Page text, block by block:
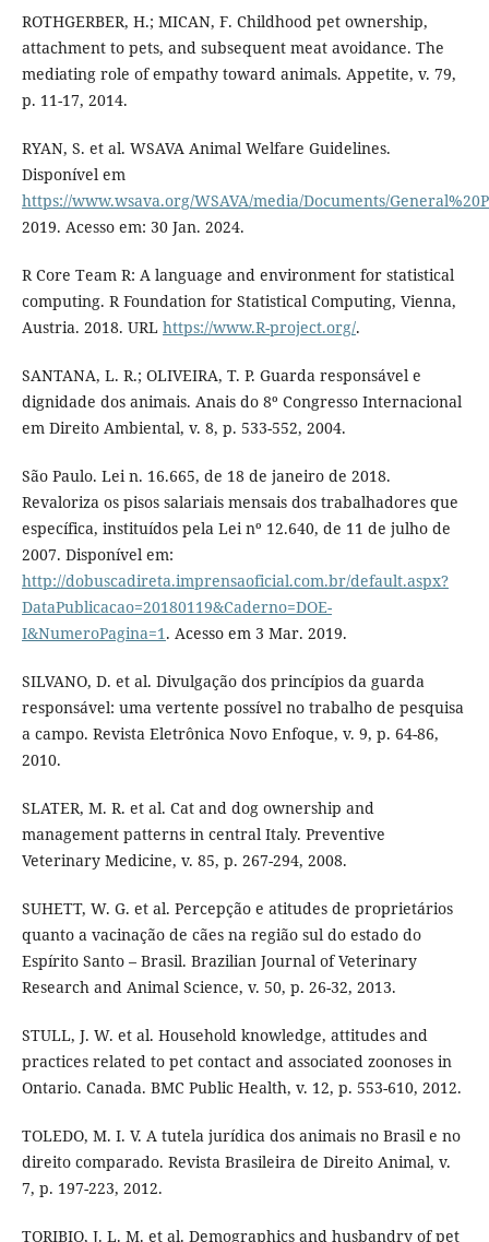
ROTHGERBER, H.; MICAN, F. Childhood pet ownership,
attachment to pets, and subsequent meat avoidance. The
mediating role of empathy toward animals. Appetite, v. 79,
p. 11-17, 2014.
RYAN, S. et al. WSAVA Animal Welfare Guidelines.
Disponível em
https://www.wsava.org/WSAVA/media/Documents/
2019. Acesso em: 30 Jan. 2024.
R Core Team R: A language and environment for statistical
computing. R Foundation for Statistical Computing, Vienna,
Austria. 2018. URL https://www.R-project.org/.
SANTANA, L. R.; OLIVEIRA, T. P. Guarda responsável e
dignidade dos animais. Anais do 8º Congresso Internacional
em Direito Ambiental, v. 8, p. 533-552, 2004.
São Paulo. Lei n. 16.665, de 18 de janeiro de 2018.
Revaloriza os pisos salariais mensais dos trabalhadores que
específica, instituídos pela Lei nº 12.640, de 11 de julho de
2007. Disponível em:
http://dobuscadireta.imprensaoficial.com.br/default.aspx?
DataPublicacao=20180119&Caderno=DOE-
I&NumeroPagina=1. Acesso em 3 Mar. 2019.
SILVANO, D. et al. Divulgação dos princípios da guarda
responsável: uma vertente possível no trabalho de pesquisa
a campo. Revista Eletrônica Novo Enfoque, v. 9, p. 64-86,
2010.
SLATER, M. R. et al. Cat and dog ownership and
management patterns in central Italy. Preventive
Veterinary Medicine, v. 85, p. 267-294, 2008.
SUHETT, W. G. et al. Percepção e atitudes de proprietários
quanto a vacinação de cães na região sul do estado do
Espírito Santo – Brasil. Brazilian Journal of Veterinary
Research and Animal Science, v. 50, p. 26-32, 2013.
STULL, J. W. et al. Household knowledge, attitudes and
practices related to pet contact and associated zoonoses in
Ontario. Canada. BMC Public Health, v. 12, p. 553-610, 2012.
TOLEDO, M. I. V. A tutela jurídica dos animais no Brasil e no
direito comparado. Revista Brasileira de Direito Animal, v.
7, p. 197-223, 2012.
TORIBIO, J. L. M. et al. Demographics and husbandry of pet